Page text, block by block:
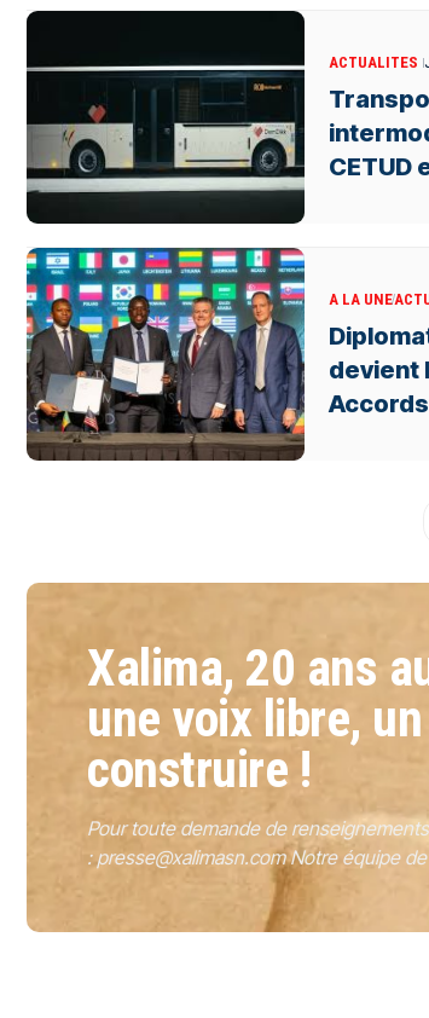
ACTUALITES
CETUD
A LA UNE
devient
Xalima, 20 ans
une voix libre,
construire !
Pour toute demande de
: presse@xalimasn.comNotre équipe de